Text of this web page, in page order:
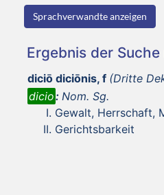
Sprachverwandte anzeigen
Ergebnis der
diciō diciōnis, f (Dritte
dicio: Nom. Sg.
Gewalt, Herrschaft,
Gerichtsbarkeit